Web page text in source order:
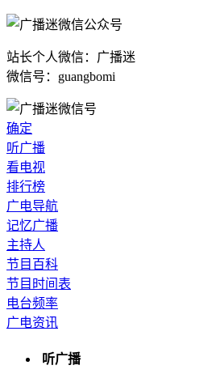
站长个人微信：广播迷
微信号：guangbomi
确定
听广播
看电视
排行榜
广电导航
记忆广播
主持人
节目百科
节目时间表
电台频率
广电资讯
听广播